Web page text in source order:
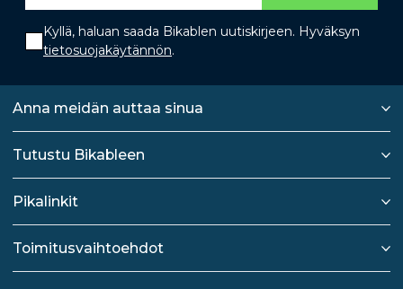
Kyllä, haluan saada Bikablen uutiskirjeen. Hyväksyn
tietosuojakäytännön.
Anna meidän auttaa sinua
Tutustu Bikableen
Pikalinkit
Toimitusvaihtoehdot